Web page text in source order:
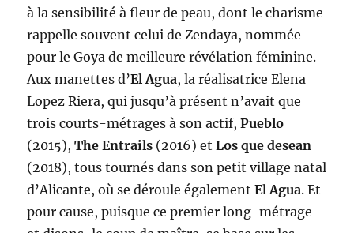
à la sensibilité à fleur de peau, dont le charisme
rappelle souvent celui de Zendaya, nommée
pour le Goya de meilleure révélation féminine.
Aux manettes d’El Agua, la réalisatrice Elena
Lopez Riera, qui jusqu’à présent n’avait que
trois courts-métrages à son actif,Pueblo
(2015),The Entrails (2016) etLos que desean
(2018), tous tournés dans son petit village natal
d’Alicante, où se déroule égalementEl Agua. Et
pour cause, puisque ce premier long-métrage